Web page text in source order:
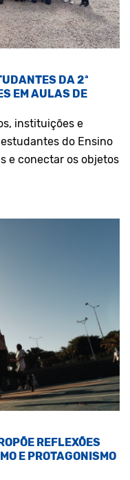
DA 2ª
EM AULAS DE
instituições e
do Ensino
e conectar os objetos
REFLEXÕES
E PROTAGONISMO